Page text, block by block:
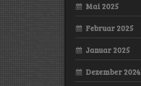
Mai 2025
Februar 2025
Januar 2025
Dezember 2024